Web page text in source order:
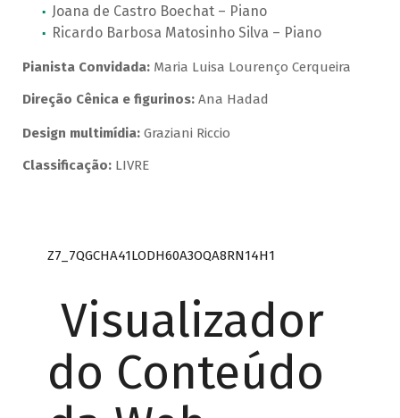
Joana de Castro Boechat – Piano
Ricardo Barbosa Matosinho Silva – Piano
Pianista Convidada: Maria Luisa Lourenço Cerqueira
Direção Cênica e figurinos:Ana Hadad
Design multimídia:Graziani Riccio
Classificação:LIVRE
Z7_7QGCHA41LODH60A3OQA8RN14H1
Visualizador
do Conteúdo